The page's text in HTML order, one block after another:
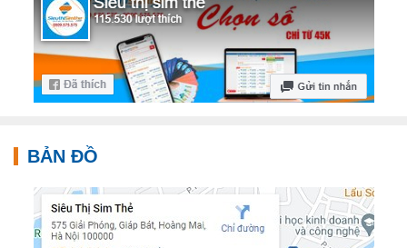
BẢN ĐỒ